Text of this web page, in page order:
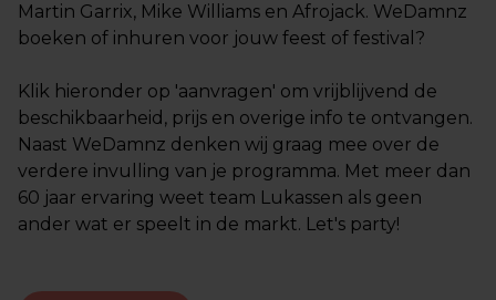
Martin Garrix, Mike Williams en Afrojack. WeDamnz
boeken of inhuren voor jouw feest of festival?
Klik hieronder op 'aanvragen' om vrijblijvend de
beschikbaarheid, prijs en overige info te ontvangen.
Naast WeDamnz denken wij graag mee over de
verdere invulling van je programma. Met meer dan
60 jaar ervaring weet team Lukassen als geen
ander wat er speelt in de markt. Let's party!